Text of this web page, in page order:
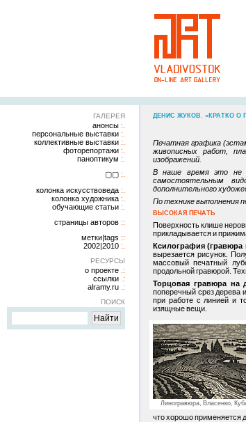
ГАЛЕРЕЯ
анонсы
персональные выставки
коллективные выставки
фоторепортажи
паноптикум
▢▢
колонка искусствоведа
колонка художника
обучающие статьи
страницы авторов
метки|tags
2002|2010
РЕСУРСЫ
о проекте
ссылки
alramy.ru
ПОИСК
ДЕНИС ЖУКОВ. «КРАТКО О
Печатная графика
живописных работ,
изображений.
В наше время это не
самостоятельным
дополнительного
По технике выполнения
ВЫСОКАЯ ПЕЧАТЬ
Поверхность клише
прикладывается и
Ксилография (гравюра
вырезается рисунок.
массовый печатный
продольной гравюрой.
Торцовая гравюра на
поперечный срез дерева
при работе с линией и
изящные вещи.
Линогравюра, Власенко,
что хорошо применяется